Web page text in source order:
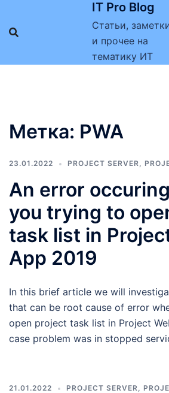
содержимому
IT Pro Blog
Статьи,
и прочее на
тематику ИТ
Метка: PWA
23.01.2022 PROJECT SERVER,
An error
you trying to
task list in
App 2019
In this brief article we will
that can be root cause of error
open project task list in Project
case problem was in stopped
21.01.2022 PROJECT SERVER,